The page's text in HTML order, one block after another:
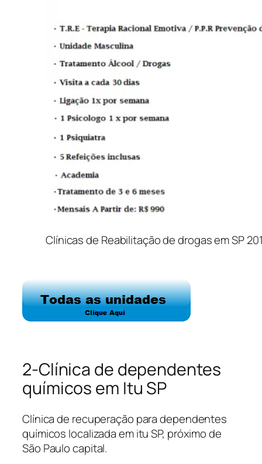
Clínicas de Reabilitação de drogas em SP
2-Clínica de dependentes
químicos em Itu SP
Clínica de recuperação para dependentes
químicos localizada em itu SP, próximo de
São Paulo capital.